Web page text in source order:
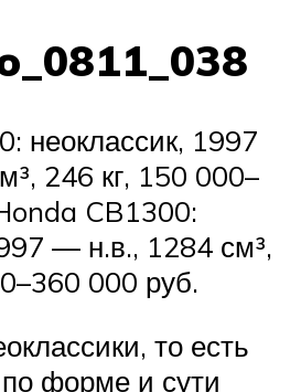
неоклассик, 1997
246 кг, 150 000–
CB1300:
— н.в., 1284 см³,
000 руб.
то есть
форме и сути